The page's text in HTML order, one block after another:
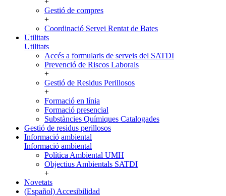
Gestió de compres
+
Coordinació Servei Rentat de Bates
Utilitats
Utilitats
Accés a formularis de serveis del SATDI
Prevenció de Riscos Laborals
+
Gestió de Residus Perillosos
+
Formació en línia
Formació presencial
Substàncies Químiques Catalogades
Gestió de residus perillosos
Informació ambiental
Informació ambiental
Política Ambiental UMH
Objectius Ambientals SATDI
+
Novetats
(Español) Accesibilidad